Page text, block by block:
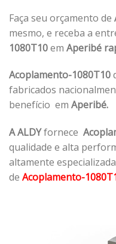
Faça seu orçamento de
mesmo, e receba a
1080T10em Aperibé
Acoplamento-1080T10
fabricados
benefício em Aperibé.
A ALDYfornece
qualidade e alta
altamente
de Acoplamento-